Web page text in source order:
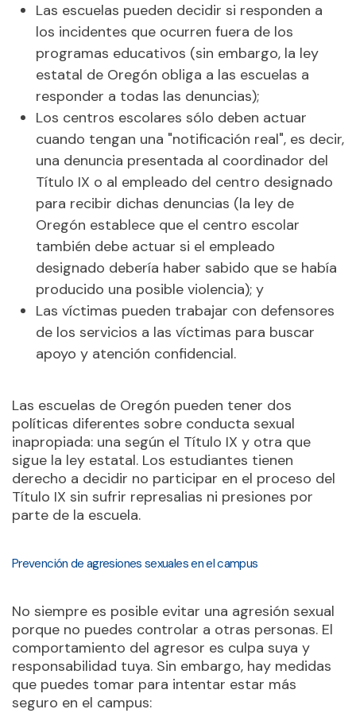
Las escuelas pueden decidir si responden a
los incidentes que ocurren fuera de los
programas educativos (sin embargo, la ley
estatal de Oregón obliga a las escuelas a
responder a todas las denuncias);
Los centros escolares sólo deben actuar
cuando tengan una "notificación real", es decir,
una denuncia presentada al coordinador del
Título IX o al empleado del centro designado
para recibir dichas denuncias (la ley de
Oregón establece que el centro escolar
también debe actuar si el empleado
designado debería haber sabido que se había
producido una posible violencia); y
Las víctimas pueden trabajar con defensores
de los servicios a las víctimas para buscar
apoyo y atención confidencial.
Las escuelas de Oregón pueden tener dos
políticas diferentes sobre conducta sexual
inapropiada: una según el Título IX y otra que
sigue la ley estatal. Los estudiantes tienen
derecho a decidir no participar en el proceso del
Título IX sin sufrir represalias ni presiones por
parte de la escuela.
Prevención de agresiones sexuales en el campus
No siempre es posible evitar una agresión sexual
porque no puedes controlar a otras personas. El
comportamiento del agresor es culpa suya y
responsabilidad tuya. Sin embargo, hay medidas
que puedes tomar para intentar estar más
seguro en el campus: